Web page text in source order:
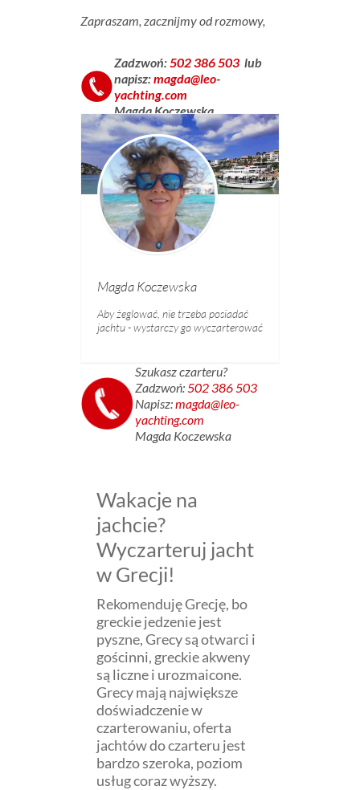
Zapraszam, zacznijmy od rozmowy,
Zadzwoń:502 386 503 lub
napisz:magda@leo-
yachting.com
Magda Koczewska
Magda Koczewska
Aby żeglować, nie trzeba posiadać
jachtu - wystarczy go wyczarterować
Szukasz czarteru?
Zadzwoń:502 386 503
Napisz:magda@leo-
yachting.com
Magda Koczewska
Wakacje na
jachcie?
Wyczarteruj jacht
w Grecji!
Rekomenduję Grecję, bo
greckie jedzenie jest
pyszne, Grecy są otwarci i
gościnni, greckie akweny
są liczne i urozmaicone.
Grecy mają największe
doświadczenie w
czarterowaniu, oferta
jachtów do czarteru jest
bardzo szeroka, poziom
usług coraz wyższy.